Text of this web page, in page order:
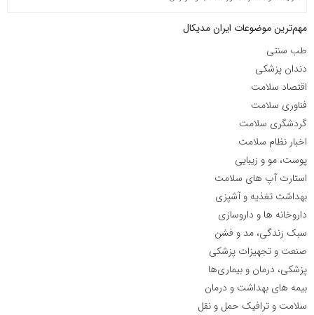
مهم‌ترین موضوعات ایران مدیکال
طب سنتی
دندان پزشکی
اقتصاد سلامت
فناوری سلامت
گردشگری سلامت
اخبار نظام سلامت
پوست، مو و زیبایی
استارت آپ های سلامت
بهداشت تغذیه و آشپزی
داروخانه ها و داروسازی
سبک زندگی، مد و فشن
صنعت و تجهیزات پزشکی
پزشکی، درمان و بیماری‌ها
بیمه های بهداشت و درمان
سلامت و ترافیک حمل و نقل